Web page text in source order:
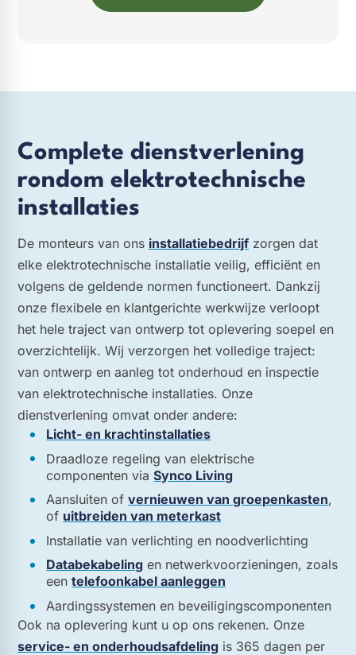
Complete dienstverlening
rondom elektrotechnische
installaties
De monteurs van ons installatiebedrijf zorgen dat
elke elektrotechnische installatie veilig, efficiënt en
volgens de geldende normen functioneert. Dankzij
onze flexibele en klantgerichte werkwijze verloopt
het hele traject van ontwerp tot oplevering soepel en
overzichtelijk. Wij verzorgen het volledige traject:
van ontwerp en aanleg tot onderhoud en inspectie
van elektrotechnische installaties. Onze
dienstverlening omvat onder andere:
Licht- en krachtinstallaties
Draadloze regeling van elektrische
componenten viaSynco Living
Aansluiten ofvernieuwen van groepenkasten,
of uitbreiden van meterkast
Installatie van verlichting en noodverlichting
Databekabeling en netwerkvoorzieningen, zoals
eentelefoonkabel aanleggen
Aardingssystemen en beveiligingscomponenten
Ook na oplevering kunt u op ons rekenen. Onze
service- en onderhoudsafdeling is 365 dagen per